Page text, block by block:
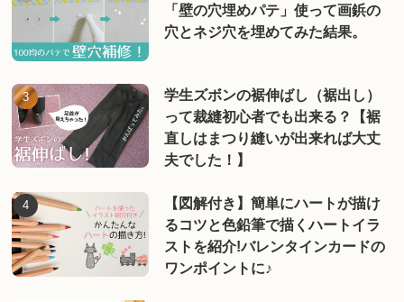
「壁の穴埋めパテ」使って画鋲の
穴とネジ穴を埋めてみた結果。
学生ズボンの裾伸ばし（裾出し）
って裁縫初心者でも出来る？【裾
直しはまつり縫いが出来れば大丈
夫でした！】
【図解付き】簡単にハートが描け
るコツと色鉛筆で描くハートイラ
ストを紹介!バレンタインカードの
ワンポイントに♪